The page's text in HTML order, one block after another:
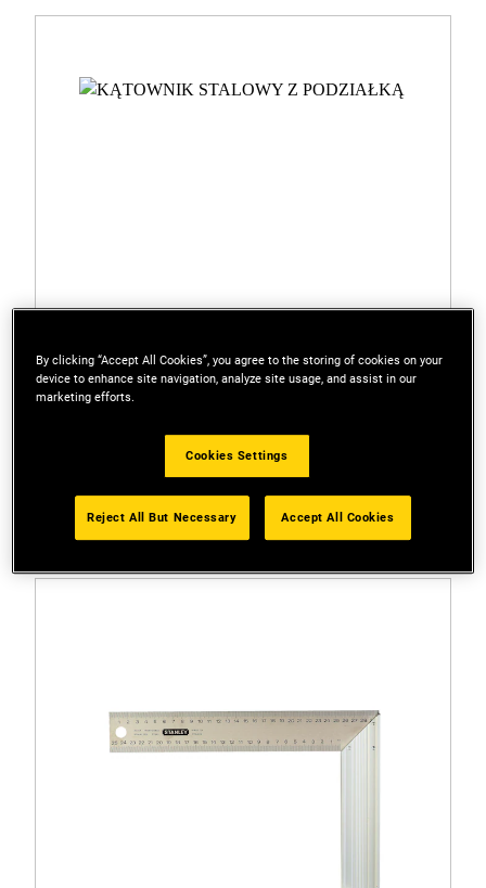
1-45-685
KĄTOWNIK STALOWY Z PODZIAŁKĄ
By clicking “Accept All Cookies”, you agree to the storing of cookies on your
device to enhance site navigation, analyze site usage, and assist in our
marketing efforts.
Cookies Settings
Reject All But Necessary Accept All Cookies